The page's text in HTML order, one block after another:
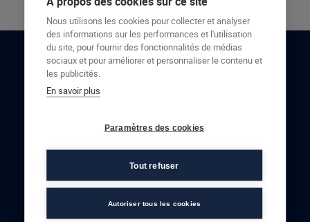
RESTONS EN CONTACT
Nous utilisons les cookies pour collecter et analyser
des informations sur les performances et l'utilisation
du site, pour fournir des fonctionnalités de médias
sociaux et pour améliorer et personnaliser le contenu et
les publicités.
En savoir plus
Paramètres des cookies
Tout refuser
Autoriser tous les cookies